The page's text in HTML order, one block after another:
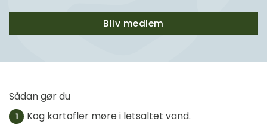
Bliv medlem
Sådan gør du
1 Kog kartofler møre i letsaltet vand.